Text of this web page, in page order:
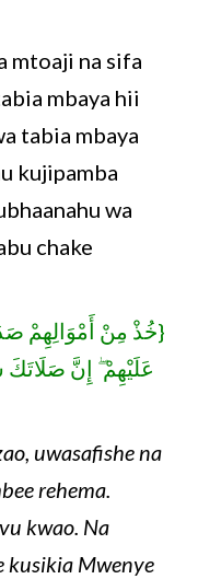
mtoaji na sifa
mbaya hii
tabia mbaya
kujipamba
wa
chake
{خُذْ مِنْ أَمْوَالِهِمْ
عَلَيْهِمْ ۖ إِنَّ
uwasafishe na
rehema.
kwao. Na
kusikia Mwenye